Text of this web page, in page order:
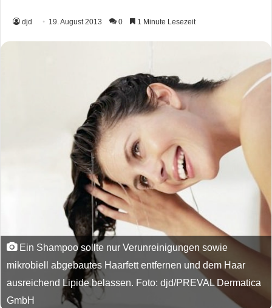
djd 19. August 2013 0 1 Minute Lesezeit
Ein Shampoo sollte nur Verunreinigungen sowie
mikrobiell abgebautes Haarfett entfernen und dem Haar
ausreichend Lipide belassen. Foto: djd/PREVAL Dermatica
GmbH